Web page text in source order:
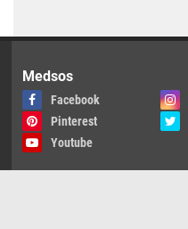
Medsos
Facebook
Pinterest
Youtube